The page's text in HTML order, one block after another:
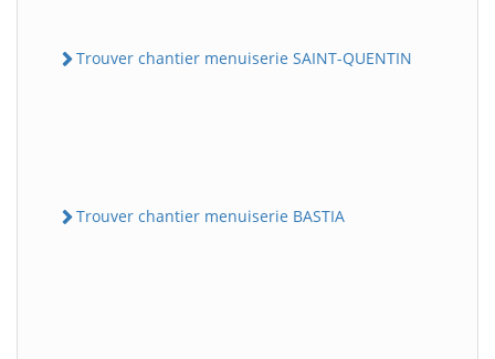
Trouver chantier menuiserie SAINT-QUENTIN
Trouver chantier menuiserie BASTIA